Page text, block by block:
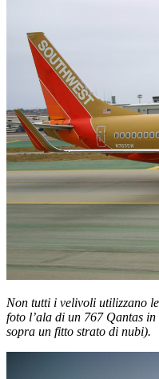
Non tutti i velivoli utilizzano
foto l’ala di un 767 Qantas
sopra un fitto strato di nubi).